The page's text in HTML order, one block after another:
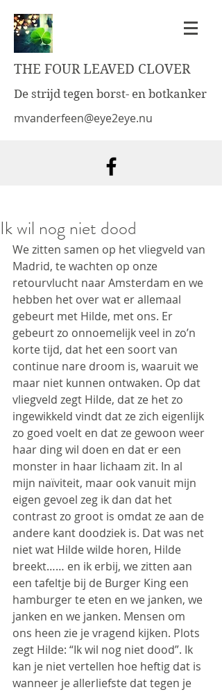
THE FOUR LEAVED CLOVER
De strijd tegen borst- en botkanker
mvanderfeen@eye2eye.nu
Ik wil nog niet dood
We zitten samen op het vliegveld van
Madrid, te wachten op onze
retourvlucht naar Amsterdam en we
hebben het over wat er allemaal
gebeurt met Hilde, met ons. Er
gebeurt zo onnoemelijk veel in zo’n
korte tijd, dat het een soort van
continue nare droom is, waaruit we
maar niet kunnen ontwaken. Op dat
vliegveld zegt Hilde, dat ze het zo
ingewikkeld vindt dat ze zich eigenlijk
zo goed voelt en dat ze gewoon weer
haar ding wil doen en dat er een
monster in haar lichaam zit. In al
mijn naïviteit, maar ook vanuit mijn
eigen gevoel zeg ik dan dat het
contrast zo groot is omdat ze aan de
andere kant doodziek is. Dat was net
niet wat Hilde wilde horen, Hilde
breekt…… en ik erbij, we zitten aan
een tafeltje bij de Burger King een
hamburger te eten en we janken, we
janken en we janken. Mensen om
ons heen zie je vragend kijken. Plots
zegt Hilde: “Ik wil nog niet dood”. Ik
kan je niet vertellen hoe heftig dat is
wanneer je allerliefste dat tegen je